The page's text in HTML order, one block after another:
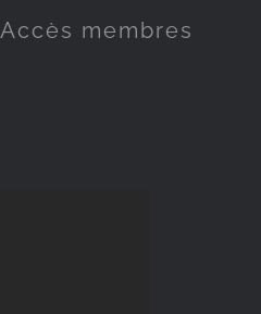
Accès membres